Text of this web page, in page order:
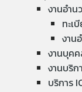
งานอำน
ทะเ
งาน
งานบุค
งานบริก
บริการ